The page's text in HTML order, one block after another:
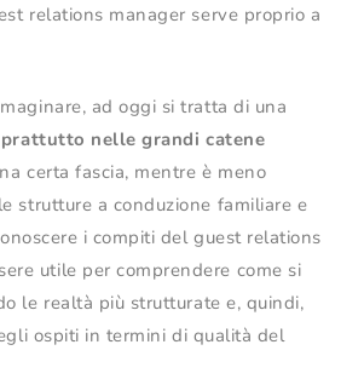
relations manager serve proprio a
ad oggi si tratta di una
nelle grandi catene
certa fascia, mentre è meno
strutture a conduzione familiare e
i compiti del guest relations
utile per comprendere come si
le realtà più strutturate e, quindi,
ospiti in termini di qualità del